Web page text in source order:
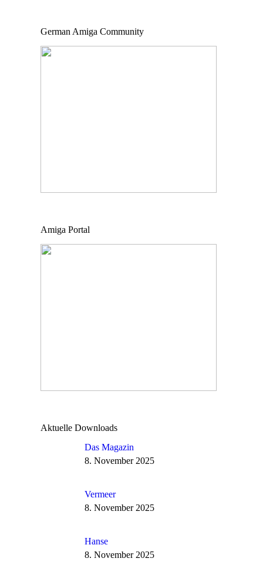
German Amiga Community
Amiga Portal
Aktuelle Downloads
Das Magazin
8. November 2025
Vermeer
8. November 2025
Hanse
8. November 2025